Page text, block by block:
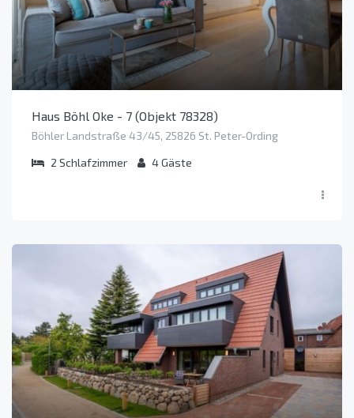
Haus Böhl Oke - 7 (Objekt 78328)
Böhler Landstraße 43/45, 25826 St. Peter-Ording
2 Schlafzimmer 4Gäste